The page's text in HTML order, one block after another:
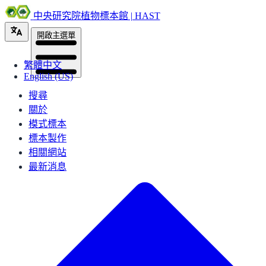
中央研究院植物標本館 | HAST
繁體中文
English (US)
開啟主選單
搜尋
關於
模式標本
標本製作
相關網站
最新消息